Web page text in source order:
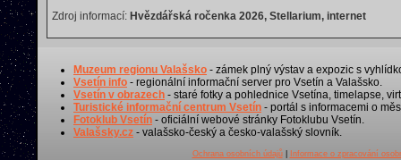
Zdroj informací: Hvězdářská ročenka 2026, Stellarium, internet
Muzeum regionu Valašsko - zámek plný výstav a expozic s
Vsetín info - regionální informační server pro Vsetín a Valašsko.
Vsetín v obrazech - staré fotky a pohlednice Vsetína, timelapse,
Turistické informační centrum Vsetín - portál s informacemi o
Fotoklub Vsetín - oficiální webové stránky Fotoklubu Vsetín.
Valašsky.cz - valašsko-český a česko-valašský slovník.
Ochrana osobních údajů| Informace o zpracování